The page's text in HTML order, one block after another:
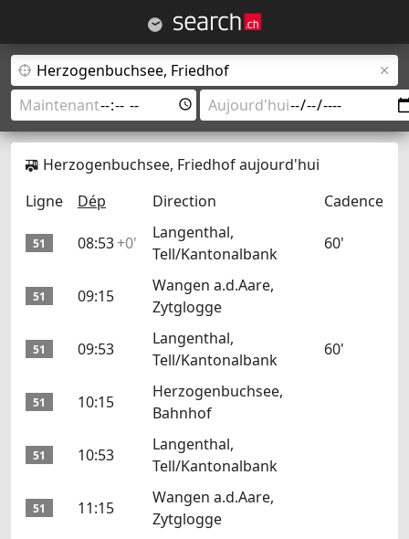
Herzogenbuchsee, Friedhof aujourd'hui
Ligne
Dép Direction Cadence
51 08:53+0'
Langenthal,
Tell/Kantonalbank
60'
51 09:15
Wangen a.d.Aare,
Zytglogge
51 09:53
Langenthal,
Tell/Kantonalbank
60'
51 10:15
Herzogenbuchsee,
Bahnhof
51 10:53
Langenthal,
Tell/Kantonalbank
51 11:15
Wangen a.d.Aare,
Zytglogge